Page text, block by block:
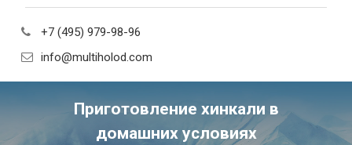
+7 (495) 979-98-96
info@multiholod.com
Приготовление хинкали в
домашних условиях